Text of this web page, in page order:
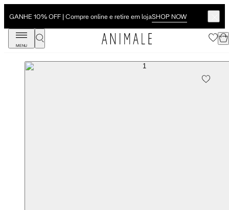
GANHE 10% OFF | Compre online e retire em lojaSHOP NOW
MENU